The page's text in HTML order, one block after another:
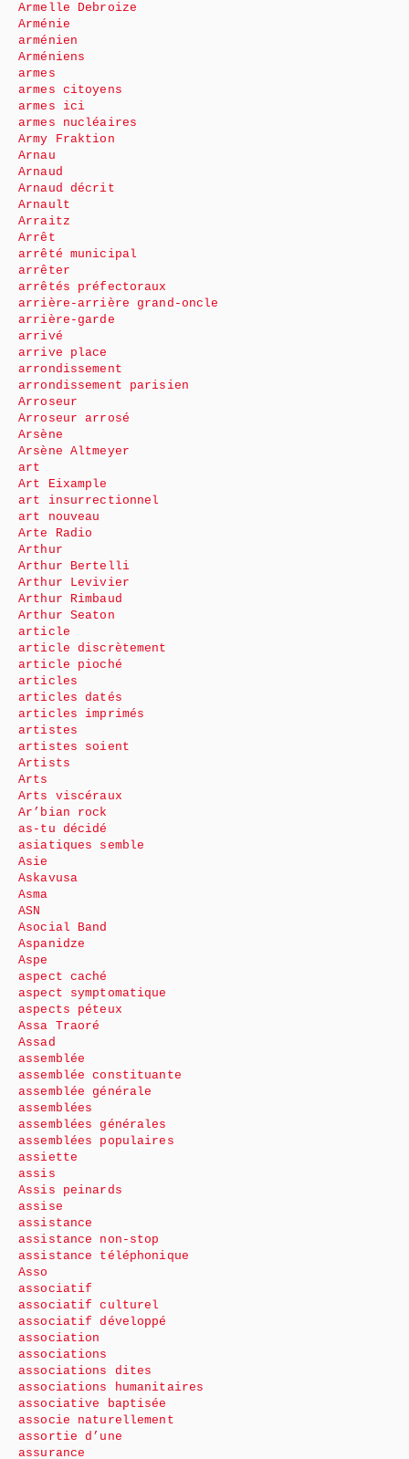
Armelle Debroize
Arménie
arménien
Arméniens
armes
armes citoyens
armes ici
armes nucléaires
Army Fraktion
Arnau
Arnaud
Arnaud décrit
Arnault
Arraitz
Arrêt
arrêté municipal
arrêter
arrêtés préfectoraux
arrière-arrière grand-oncle
arrière-garde
arrivé
arrive place
arrondissement
arrondissement parisien
Arroseur
Arroseur arrosé
Arsène
Arsène Altmeyer
art
Art Eixample
art insurrectionnel
art nouveau
Arte Radio
Arthur
Arthur Bertelli
Arthur Levivier
Arthur Rimbaud
Arthur Seaton
article
article discrètement
article pioché
articles
articles datés
articles imprimés
artistes
artistes soient
Artists
Arts
Arts viscéraux
Ar’bian rock
as-tu décidé
asiatiques semble
Asie
Askavusa
Asma
ASN
Asocial Band
Aspanidze
Aspe
aspect caché
aspect symptomatique
aspects péteux
Assa Traoré
Assad
assemblée
assemblée constituante
assemblée générale
assemblées
assemblées générales
assemblées populaires
assiette
assis
Assis peinards
assise
assistance
assistance non-stop
assistance téléphonique
Asso
associatif
associatif culturel
associatif développé
association
associations
associations dites
associations humanitaires
associative baptisée
associe naturellement
assortie d’une
assurance